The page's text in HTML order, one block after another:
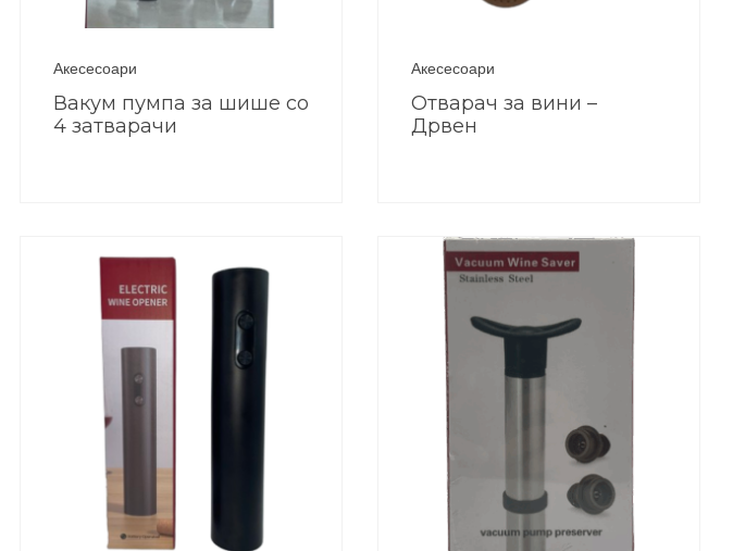
Акесесоари
Вакум пумпа за шише со
4 затварачи
Акесесоари
Отварач за вини –
Дрвен